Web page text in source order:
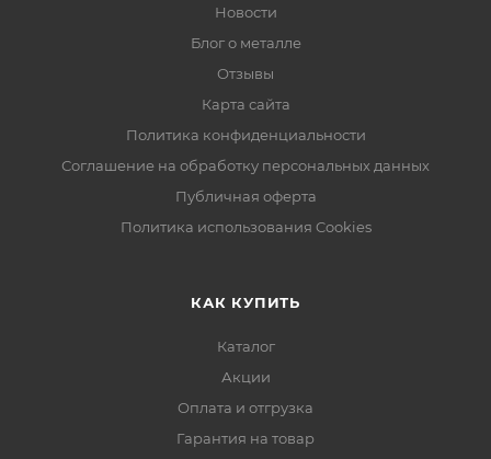
Новости
Блог о металле
Отзывы
Карта сайта
Политика конфиденциальности
Соглашение на обработку персональных данных
Публичная оферта
Политика использования Cookies
КАК КУПИТЬ
Каталог
Акции
Оплата и отгрузка
Гарантия на товар